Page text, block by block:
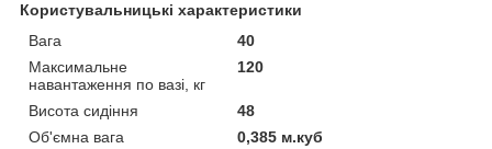
Користувальницькі характеристики
Вага
40
Максимальне
навантаження по вазі, кг
120
Висота сидіння
48
Об'ємна вага
0,385 м.куб